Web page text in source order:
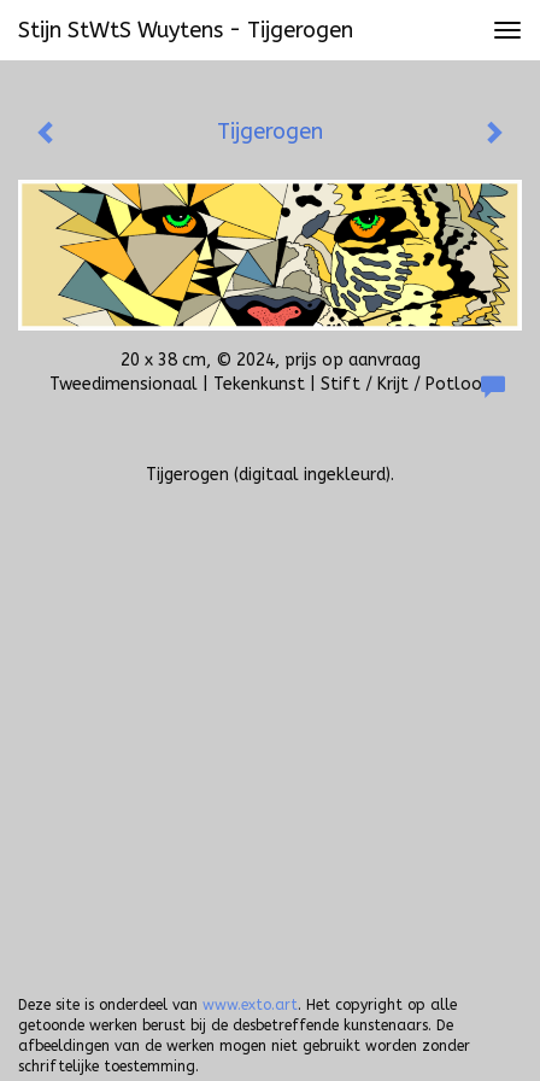
Stijn StWtS Wuytens - Tijgerogen
Tijgerogen
20 x 38 cm, © 2024, prijs op aanvraag
Tweedimensionaal | Tekenkunst | Stift / Krijt / Potlood
Tijgerogen (digitaal ingekleurd).
Deze site is onderdeel van www.exto.art. Het copyright op alle
getoonde werken berust bij de desbetreffende kunstenaars. De
afbeeldingen van de werken mogen niet gebruikt worden zonder
schriftelijke toestemming.